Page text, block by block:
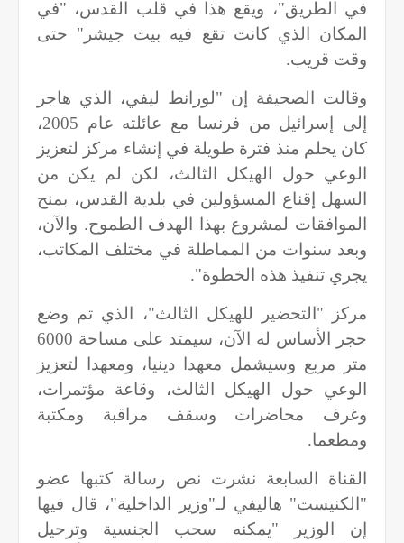
في الطريق"، ويقع هذا في قلب القدس، "في
المكان الذي كانت تقع فيه بيت جيشر" حتى
وقت قريب.
وقالت الصحيفة إن "لورانط ليفي، الذي هاجر
إلى إسرائيل من فرنسا مع عائلته عام 2005،
كان يحلم منذ فترة طويلة في إنشاء مركز لتعزيز
الوعي حول الهيكل الثالث، لكن لم يكن من
السهل إقناع المسؤولين في بلدية القدس، بمنح
الموافقات لمشروع بهذا الهدف الطموح. والآن،
وبعد سنوات من المماطلة في مختلف المكاتب،
يجري تنفيذ هذه الخطوة".
مركز "التحضير للهيكل الثالث"، الذي تم وضع
حجر الأساس له الآن، سيمتد على مساحة 6000
متر مربع وسيشمل معهدا دينيا، ومعهدا لتعزيز
الوعي حول الهيكل الثالث، وقاعة مؤتمرات،
وغرف محاضرات وسقف مراقبة ومكتبة
ومطعما.
القناة السابعة نشرت نص رسالة كتبها عضو
"الكنيست" هاليفي لـ"وزير الداخلية"، قال فيها
إن الوزير "يمكنه سحب الجنسية وترحيل